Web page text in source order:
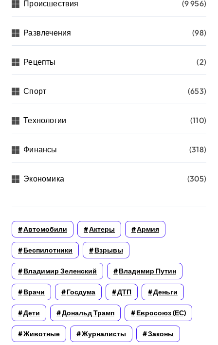
Происшествия (9 956)
Развлечения (98)
Рецепты (2)
Спорт (653)
Технологии (110)
Финансы (318)
Экономика (305)
Автомобили Актеры Армия
Беспилотники Взрывы
Владимир Зеленский Владимир Путин
Врачи Госдума ДТП Деньги
Дети Дональд Трамп Евросоюз (ЕС)
Животные Журналисты Законы